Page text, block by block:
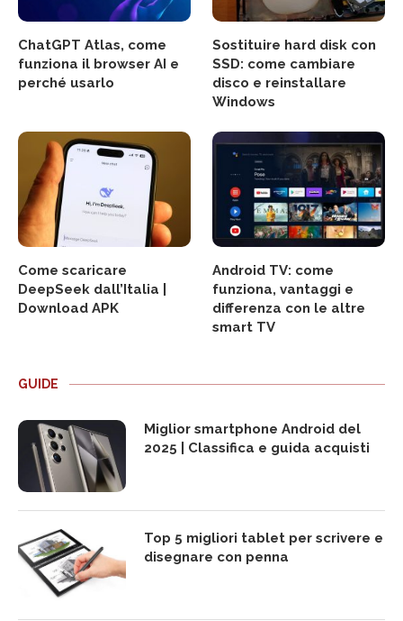
ChatGPT Atlas, come
funziona il browser AI e
perché usarlo
Sostituire hard disk con
SSD: come cambiare
disco e reinstallare
Windows
Come scaricare
DeepSeek dall’Italia |
Download APK
Android TV: come
funziona, vantaggi e
differenza con le altre
smart TV
GUIDE
Miglior smartphone Android del
2025 | Classifica e guida acquisti
Top 5 migliori tablet per scrivere e
disegnare con penna